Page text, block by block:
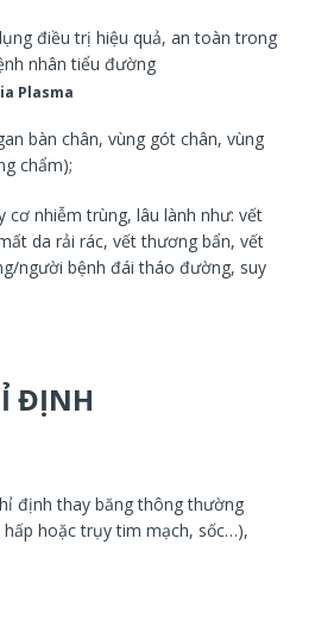
Plasma
bàn chân, vùng gót chân, vùng
chẩm);
cơ nhiễm trùng, lâu lành như: vết
da rải rác, vết thương bẩn, vết
người bệnh đái tháo đường, suy
ĐỊNH
định thay băng thông thường
hoặc trụy tim mạch, sốc…),